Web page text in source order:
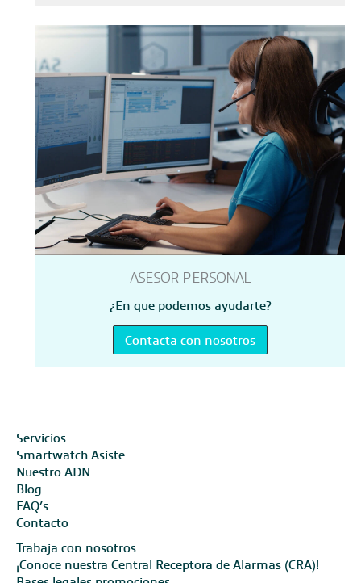
ASESOR PERSONAL
¿En que podemos ayudarte?
Contacta con nosotros
Servicios
Smartwatch Asiste
Nuestro ADN
Blog
FAQ’s
Contacto
Trabaja con nosotros
¡Conoce nuestra Central Receptora de Alarmas (CRA)!